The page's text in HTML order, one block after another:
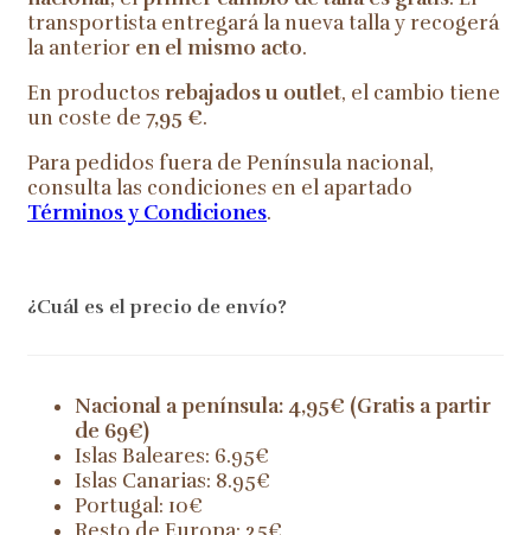
transportista entregará la nueva talla y recogerá
la anterior en el mismo acto.
En productos rebajados u outlet, el cambio tiene
un coste de 7,95 €.
Para pedidos fuera de Península nacional,
consulta las condiciones en el apartado
Términos y Condiciones.
¿Cuál es el precio de envío?
Nacional a península: 4,95€ (Gratis a partir
de 69€)
Islas Baleares: 6.95€
Islas Canarias: 8.95€
Portugal: 10€